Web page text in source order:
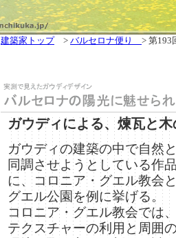
建築家トップ> バルセロナ便り > 第193
ガウディによる、煉瓦と
ガウディの建築の中で自然
同調させようとしている作
に、コロニア・グエル教会
グエル公園を例に挙げる。
コロニア・グエル教会では
テクスチャーの利用と周囲